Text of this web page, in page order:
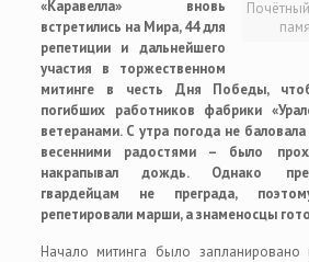
«Каравелла» вновь
встретились на Мира, 44 для
репетиции и дальнейшего
участия в торжественном
митинге в честь Дня Победы,
погибших работников фабрики
ветеранами. С утра погода не
весенними радостями – было
накрапывал дождь. Однако
гвардейцам не преграда,
репетировали марши, а знаменосцы
Начало митинга было